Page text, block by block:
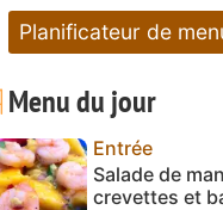
Planificateur de
Menu du jour
Entrée
Salade de
crevettes et